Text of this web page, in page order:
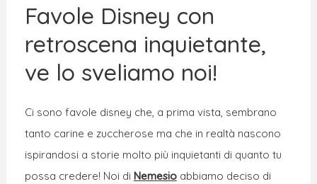
Favole Disney con
retroscena inquietante,
ve lo sveliamo noi!
Ci sono favole disney che, a prima vista, sembrano
tanto carine e zuccherose ma che in realtà nascono
ispirandosi a storie molto più inquietanti di quanto tu
possa credere! Noi di Nemesio abbiamo deciso di